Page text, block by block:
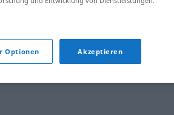
Optionen Akzeptieren